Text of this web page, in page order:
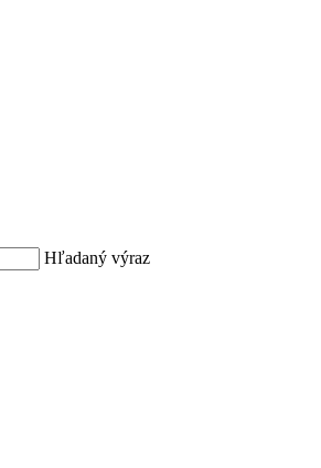
Hľadaný výraz